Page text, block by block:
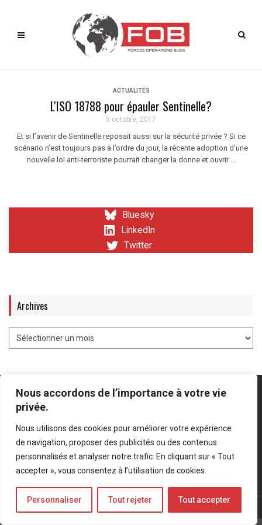
Nous accordons de l’importance à votre vie
privée.
Nous utilisons des cookies pour améliorer votre expérience
de navigation, proposer des publicités ou des contenus
personnalisés et analyser notre trafic. En cliquant sur « Tout
accepter », vous consentez à l’utilisation de cookies.
Personnaliser Tout rejeter Tout accepter
ACTUALITÉS
L'ISO 18788 pour épauler Sentinelle?
5 octobre, 2017
Et si l’avenir de Sentinelle reposait aussi sur la sécurité privée ? Si ce
scénario n’est toujours pas à l’ordre du jour, la récente adoption d’une
nouvelle loi anti-terroriste pourrait changer la donne et ouvrir ...
Bluesky
LinkedIn
Twitter
Archives
Mentions légales-Politique de confidentialité
Bluesky
LinkedIn
Twitter
© Forces Operations Blog - 2022